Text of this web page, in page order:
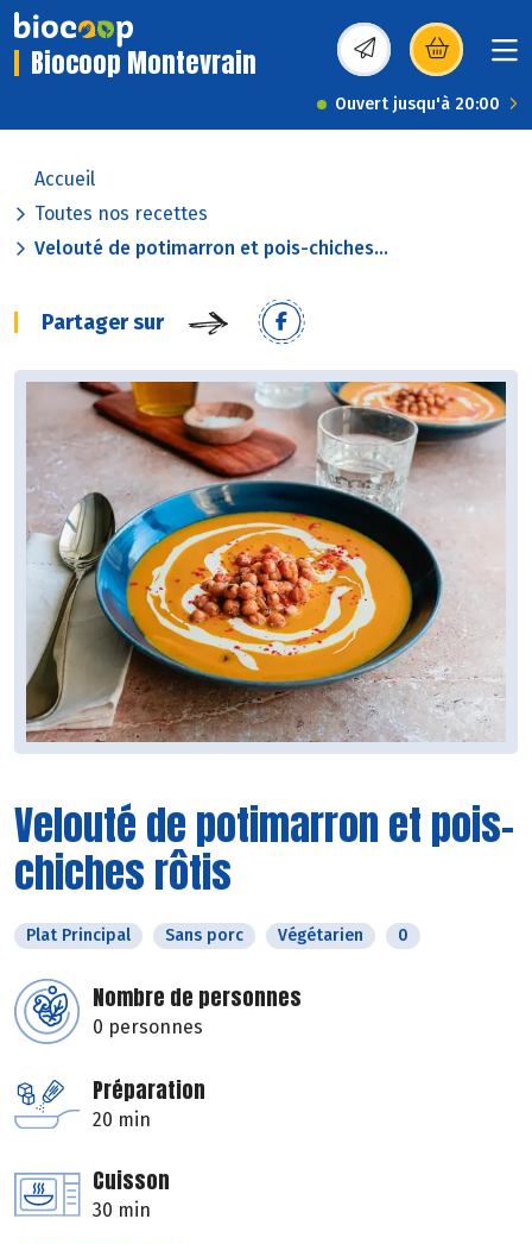
Biocoop Montevrain (s’ouvre dans une
Ouvert jusqu'à 20:00
Accueil
Toutes nos recettes
Velouté de potimarron et pois-chiches...
Partager sur
Velouté de potimarron et pois-
chiches rôtis
Plat Principal Sans porc Végétarien 0
Nombre de personnes
0 personnes
Préparation
20 min
Cuisson
30 min